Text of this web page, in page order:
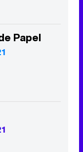
Papel